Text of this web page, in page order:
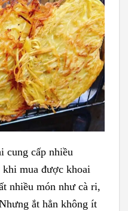
cung cấp nhiều
mua được khoai
nhiều món như cà ri,
ắt hẳn không ít